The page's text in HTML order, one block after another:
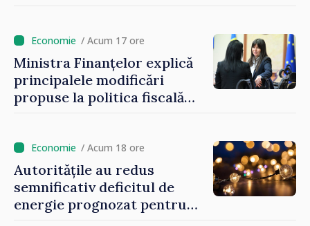
/ Acum 17 ore
Ministra Finanțelor explică
principalele modificări
propuse la politica fiscală
/ Acum 18 ore
Autoritățile au redus
semnificativ deficitul de
energie prognozat pentru